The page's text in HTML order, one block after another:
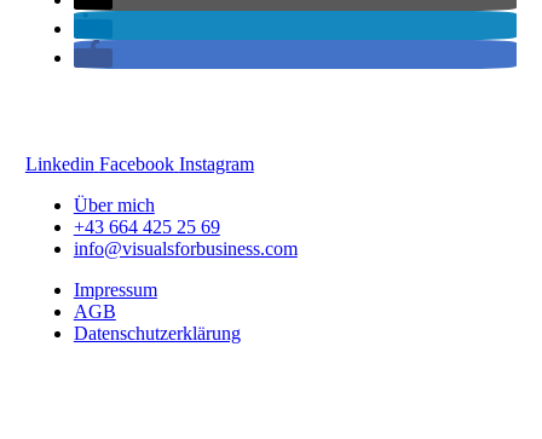
Linkedin Facebook Instagram
Über mich
+43 664 425 25 69
info@visualsforbusiness.com
Impressum
AGB
Datenschutzerklärung